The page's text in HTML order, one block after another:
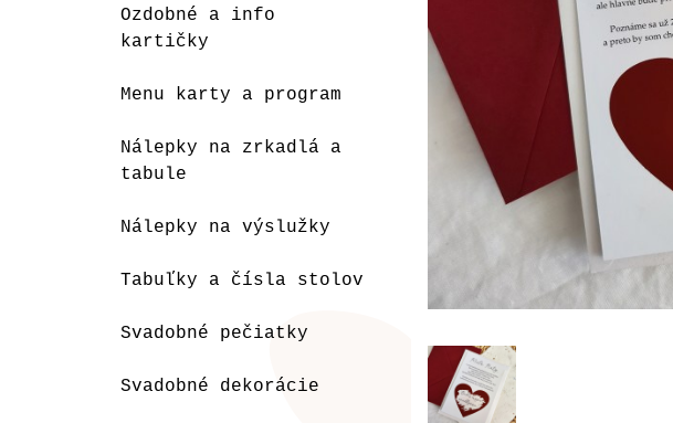
Ozdobné a info
kartičky
Menu karty a program
Nálepky na zrkadlá a
tabule
Nálepky na výslužky
Tabuľky a čísla stolov
Svadobné pečiatky
Svadobné dekorácie